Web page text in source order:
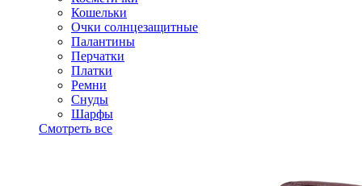
Кошельки
Очки солнцезащитные
Палантины
Перчатки
Платки
Ремни
Снуды
Шарфы
Смотреть все